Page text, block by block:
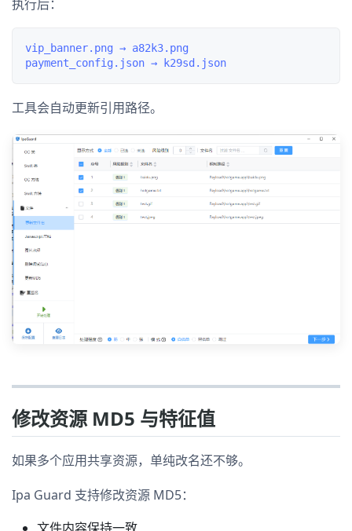
执行后：
vip_banner.png → a82k3.png
工具会自动更新引用路径。
修改资源 MD5 与特征值
如果多个应用共享资源，单纯改名还不够。
Ipa Guard 支持修改资源 MD5：